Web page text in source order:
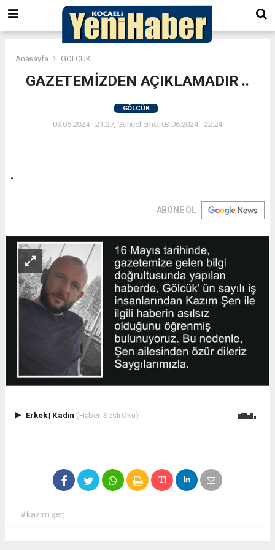
Anasayfa GÖLCÜK
GAZETEMİZDEN AÇIKLAMADIR ..
GÖLCÜK
03.06.2024 - 21:27, Güncelleme: 03.06.2024 - 22:24
.
ABONE OL
Erkek| Kadın (Haberi Sesli Oku)
#kazım şen